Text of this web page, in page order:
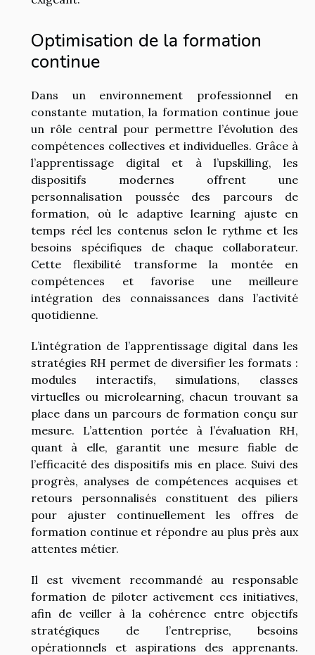
Optimisation de la formation
continue
Dans un environnement professionnel en
constante mutation, la formation continue joue
un rôle central pour permettre l’évolution des
compétences collectives et individuelles. Grâce à
l’apprentissage digital et à l’upskilling, les
dispositifs modernes offrent une
personnalisation poussée des parcours de
formation, où le adaptive learning ajuste en
temps réel les contenus selon le rythme et les
besoins spécifiques de chaque collaborateur.
Cette flexibilité transforme la montée en
compétences et favorise une meilleure
intégration des connaissances dans l’activité
quotidienne.
L’intégration de l’apprentissage digital dans les
stratégies RH permet de diversifier les formats :
modules interactifs, simulations, classes
virtuelles ou microlearning, chacun trouvant sa
place dans un parcours de formation conçu sur
mesure. L’attention portée à l’évaluation RH,
quant à elle, garantit une mesure fiable de
l’efficacité des dispositifs mis en place. Suivi des
progrès, analyses de compétences acquises et
retours personnalisés constituent des piliers
pour ajuster continuellement les offres de
formation continue et répondre au plus près aux
attentes métier.
Il est vivement recommandé au responsable
formation de piloter activement ces initiatives,
afin de veiller à la cohérence entre objectifs
stratégiques de l’entreprise, besoins
opérationnels et aspirations des apprenants.